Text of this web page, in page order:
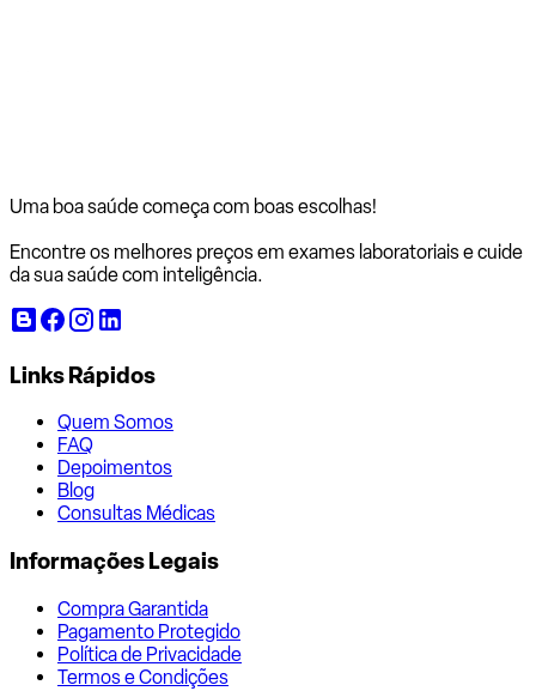
Uma boa saúde começa com boas escolhas!
Encontre os melhores preços em exames laboratoriais e cuide
da sua saúde com inteligência.
Links Rápidos
Quem Somos
FAQ
Depoimentos
Blog
Consultas Médicas
Informações Legais
Compra Garantida
Pagamento Protegido
Política de Privacidade
Termos e Condições